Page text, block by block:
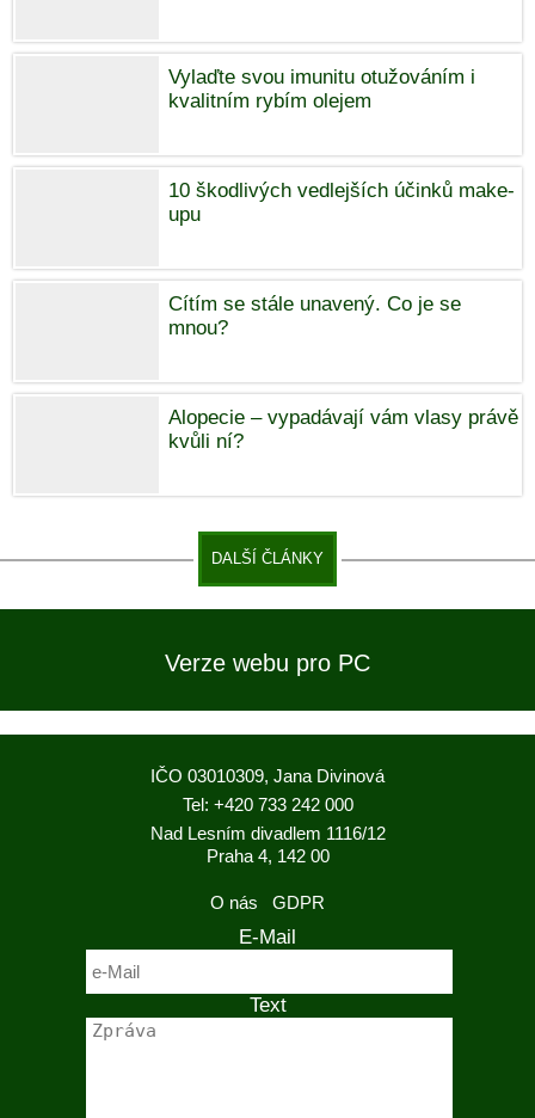
Vylaďte svou imunitu otužováním i
kvalitním rybím olejem
10 škodlivých vedlejších účinků make-
upu
Cítím se stále unavený. Co je se
mnou?
Alopecie – vypadávají vám vlasy právě
kvůli ní?
DALŠÍ ČLÁNKY
Verze webu pro PC
IČO 03010309, Jana Divinová
Tel: +420 733 242 000
Nad Lesním divadlem 1116/12
Praha 4, 142 00
O nás GDPR
E-Mail
Text